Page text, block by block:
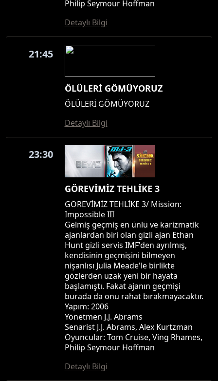
Philip Seymour Hoffman
Detaylı Bilgi
21:45
ÖLÜLERİ GÖMÜYORUZ
ÖLÜLERİ GÖMÜYORUZ
Detaylı Bilgi
23:30
GÖREVİMİZ TEHLİKE 3
GÖREVİMİZ TEHLİKE 3/ Mission:
Impossible III
Gelmiş geçmiş en ünlü ve karizmatik
ajanlardan biri olan gizli ajan Ethan
Hunt gizli servis IMF'den ayrılmış,
kendisinin geçmişini bilmeyen
nişanlısı Julia Meade'le birlikte
gözlerden uzak yeni bir hayata
başlamıştı. Fakat ajanın geçmişi
burada da onu rahat bırakmayacaktır.
Yapım: 2006
Yönetmen J.J. Abrams
Senarist J.J. Abrams, Alex Kurtzman
Oyuncular: Tom Cruise, Ving Rhames,
Philip Seymour Hoffman
Detaylı Bilgi